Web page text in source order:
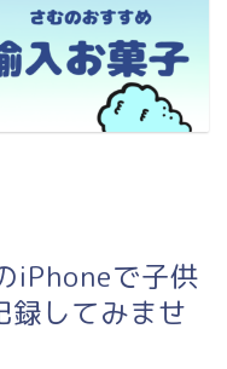
iPhoneで子供
録してみませ